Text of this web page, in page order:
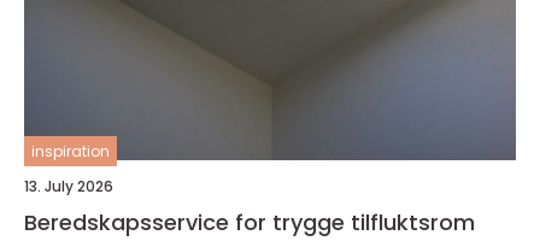
inspiration
13. July 2026
Beredskapsservice for trygge tilfluktsrom